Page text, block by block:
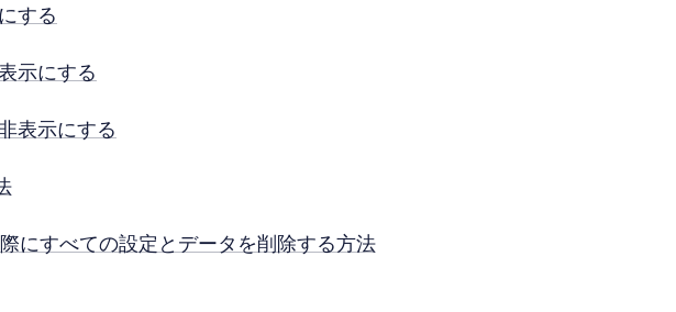
する
示にする
表示にする
にすべての設定とデータを削除する方法